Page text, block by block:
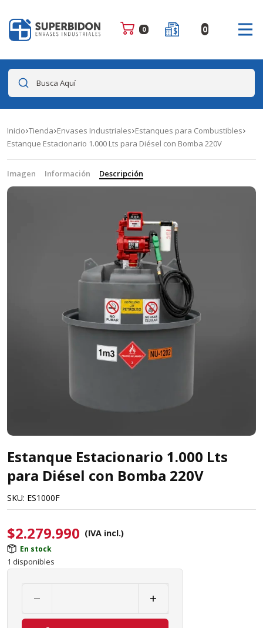
0 0
Busca Aquí
Inicio Tienda Envases Industriales Estanques para Combustibles
Estanque Estacionario 1.000 Lts para Diésel con Bomba 220V
Imagen Información Descripción
Estanque Estacionario 1.000 Lts
para Diésel con Bomba 220V
SKU: ES1000F
$2.279.990 (IVA incl.)
En stock
1 disponibles